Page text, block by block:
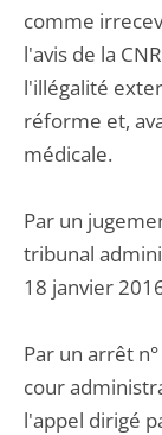
comme
l'avis de la
l'illégalité
réforme et,
médicale.
Par un
tribunal
18 janvier
Par un arrêt
cour
l'appel dirigé